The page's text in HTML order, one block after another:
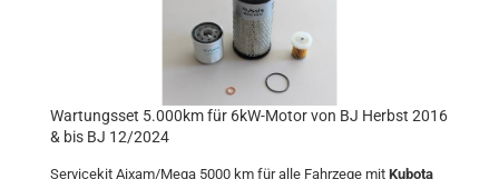
Wartungsset 5.000km für 6kW-Motor von BJ Herbst 2016
& bis BJ 12/2024
Servicekit Aixam/Mega 5000 km für alle Fahrzege mit Kubota